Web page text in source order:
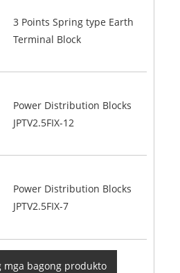
3 Points Spring type Earth
Terminal Block
Power Distribution Blocks
JPTV2.5FIX-12
Power Distribution Blocks
JPTV2.5FIX-7
mga bagong produkto